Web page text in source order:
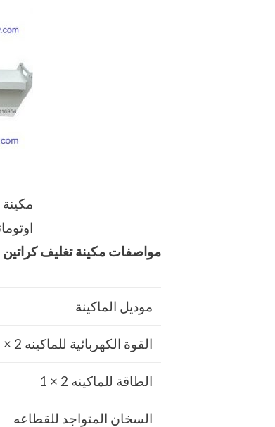
مواصفات مكينة تغليف
موديل الماكينة
القوة الكهربائية للماكينه 2 × 1
الطاقة للماكينه 2 × 1
السخان المتواجد للقطاعه